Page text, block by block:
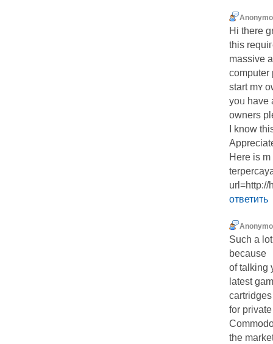
Hi there
this
massive
computer
start mʏ
yoᥙ have
owners
I know
Here is
url=http://
ответить
Such a
because
of talking
latest
for
the